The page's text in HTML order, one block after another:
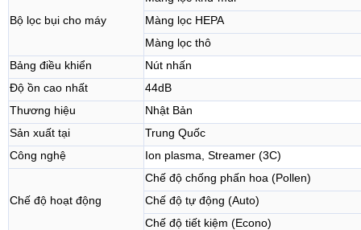
Bộ lọc bụi cho máy
Màng lọc HEPA
Màng lọc thô
Bảng điều khiển
Nút nhấn
Độ ồn cao nhất
44dB
Thương hiệu
Nhật Bản
Sản xuất tại
Trung Quốc
Công nghệ
Ion plasma, Streamer (3C)
Chế độ hoạt động
Chế độ chống phấn hoa (Pollen)
Chế độ tự động (Auto)
Chế độ tiết kiệm (Econo)